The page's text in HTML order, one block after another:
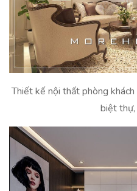
Thiết kế nội thất phòng
biệt thự,